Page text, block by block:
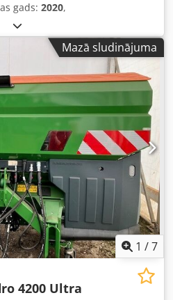
gads: 2020,
Mazā sludinājuma
1 /7
4200 Ultra